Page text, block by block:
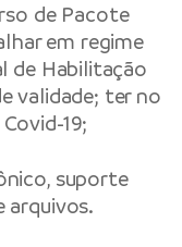
de Pacote
em regime
de Habilitação
validade; ter no
19;
suporte
arquivos.